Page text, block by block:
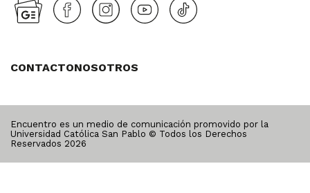
CONTACTONOSOTROS
Encuentro es un medio de comunicación promovido por la
Universidad Católica San Pablo © Todos los Derechos
Reservados 2026